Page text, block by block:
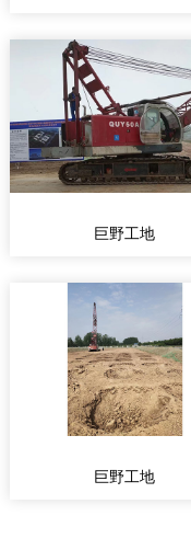
巨野工地
巨野工地